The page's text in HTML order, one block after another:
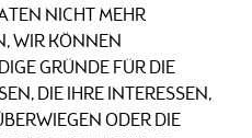
NICHT MEHR
WIR KÖNNEN
GRÜNDE FÜR DIE
DIE IHRE INTERESSEN,
ODER DIE